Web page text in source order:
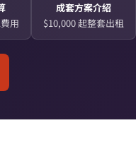
用
成套方案介紹
$10,000 起整套出租